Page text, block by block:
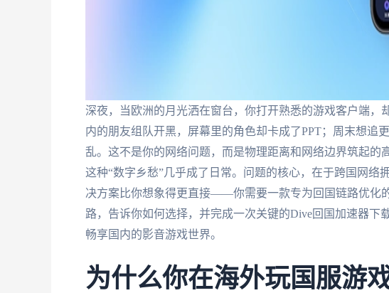
深夜，当欧洲的月光洒在窗台，你打开熟悉的游戏客户端，
内的朋友组队开黑，屏幕里的角色却卡成了PPT；周末想追
乱。这不是你的网络问题，而是物理距离和网络边界筑起的
这种“数字乡愁”几乎成了日常。问题的核心，在于跨国网络
决方案比你想象得更直接——你需要一款专为回国链路优化
路，告诉你如何选择，并完成一次关键的Dive回国加速器下
畅享国内的影音游戏世界。
为什么你在海外玩国服游